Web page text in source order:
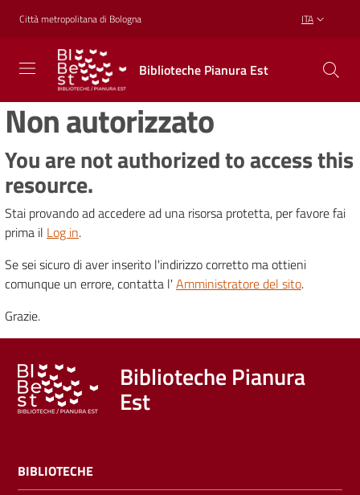
Vai al contenuto
Vai alla navigazione
Vai al footer
Città metropolitana di Bologna ITA
Biblioteche Pianura Est
Biblioteche
Pianura
Est
CONOSCERE,
CREARE,
Biblioteche
Cosa
offriamo
Trova
libri
e
film
Calendario
Non autorizzato
You are not authorized to access this
resource.
Stai provando ad accedere ad una risorsa protetta, per favore fai
prima il Log in.
Se sei sicuro di aver inserito l'indirizzo corretto ma ottieni
comunque un errore, contatta l' Amministratore del sito.
Grazie.
Biblioteche Pianura
Est
BIBLIOTECHE